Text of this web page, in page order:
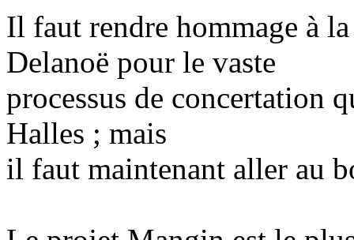
Il faut rendre hommage à
Delanoë pour le vaste
processus de concertation
Halles ; mais
il faut maintenant aller au